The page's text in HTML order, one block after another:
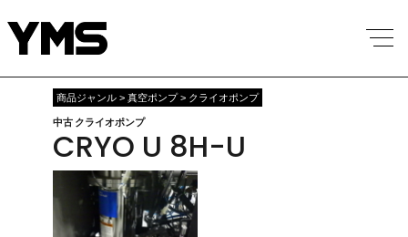
商品ジャンル > 真空ポンプ > クライオポンプ
中古 クライオポンプ
CRYO U 8H-U